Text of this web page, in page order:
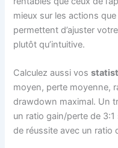
mieux sur les actions
permettent d’ajuster
plutôt qu’intuitive.
Calculez aussi vos
moyen, perte moyenne,
drawdown maximal. Un
un ratio gain/perte de 3:1
de réussite avec un ratio